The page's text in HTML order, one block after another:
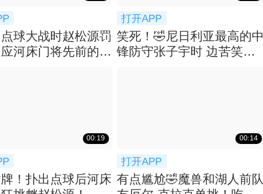
球大战时赵松源罚
河床门将先前的挑
打开APP
笑死！🤣尼日利亚最高的中
锋防守张子宇时 边苦笑边
00:19
！扑出点球后河床
00:14
打开APP
有点尴尬🤣魔兽和湖人前队